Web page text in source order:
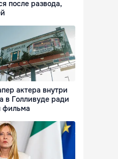
после развода,
актера внутри
в Голливуде ради
фильма